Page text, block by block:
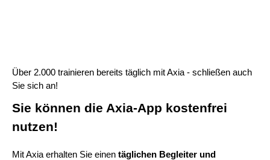
Über 2.000 trainieren bereits täglich mit Axia - schließen auch
Sie sich an!
Sie können die Axia-App kostenfrei
nutzen!
Mit Axia erhalten Sie einen täglichen Begleiter und